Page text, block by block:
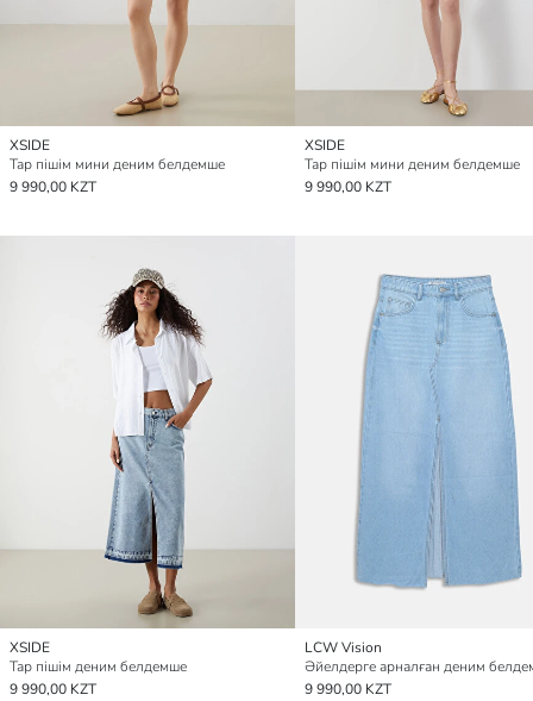
XSIDE
Тар пішім мини деним белдемше
9 990,00 KZT
XSIDE
Тар пішім мини деним белдемше
9 990,00 KZT
XSIDE
Тар пішім деним белдемше
9 990,00 KZT
LCW Vision
9 990,00 KZT